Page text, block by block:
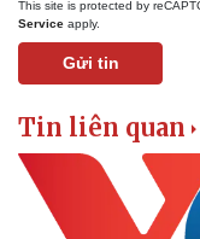
Thế giới thể thao
eSports
Hậu trường
This site is protected by
Service apply.
Gửi tin
Tin liên quan